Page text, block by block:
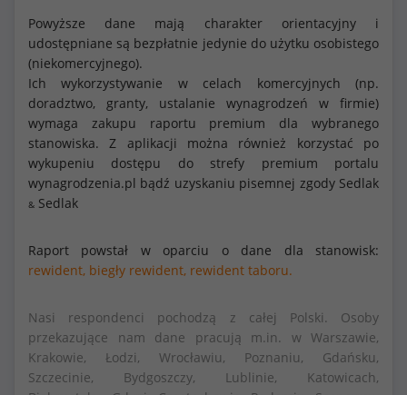
Powyższe dane mają charakter orientacyjny i
udostępniane są bezpłatnie jedynie do użytku osobistego
(niekomercyjnego).
Ich wykorzystywanie w celach komercyjnych (np.
doradztwo, granty, ustalanie wynagrodzeń w firmie)
wymaga zakupu raportu premium dla wybranego
stanowiska. Z aplikacji można również korzystać po
wykupeniu dostępu do strefy premium portalu
wynagrodzenia.pl bądź uzyskaniu pisemnej zgody Sedlak
& Sedlak
Raport powstał w oparciu o dane dla stanowisk:
rewident, biegły rewident, rewident taboru.
Nasi respondenci pochodzą z całej Polski. Osoby
przekazujące nam dane pracują m.in. w Warszawie,
Krakowie, Łodzi, Wrocławiu, Poznaniu, Gdańsku,
Szczecinie, Bydgoszczy, Lublinie, Katowicach,